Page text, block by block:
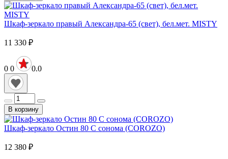
Шкаф-зеркало правый Александра-65 (свет), бел.мет. MISTY
11 330 ₽
0 0 0.0
В корзину
Шкаф-зеркало Остин 80 C сонома (COROZO)
12 380 ₽